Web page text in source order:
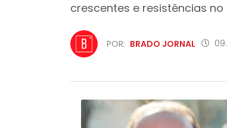
crescentes e resistências
POR: BRADO JORNAL